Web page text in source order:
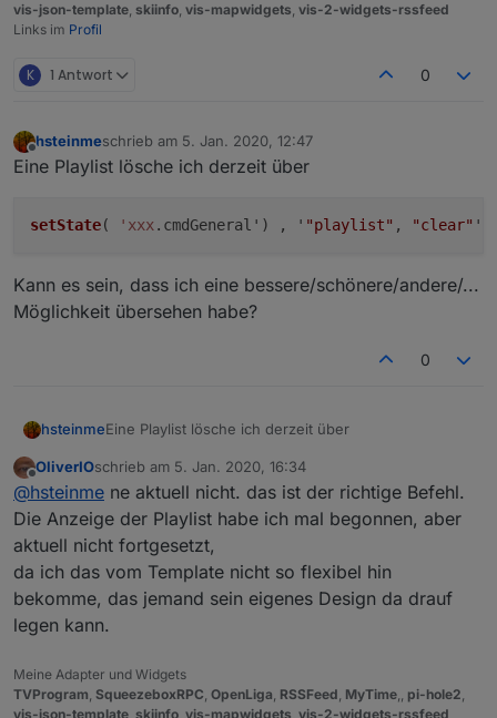
vis-json-template, skiinfo, vis-mapwidgets, vis-2-widgets-rssfeed
Links im Profil
K 1 Antwort 0
Offline
hsteinmeschrieb am 5. Jan. 2020, 12:47
zuletzt editiert von
Eine Playlist lösche ich derzeit über
setState( 'xxx .cmdGeneral') , ' "playlist" , "clear"
Kann es sein, dass ich eine bessere/schönere/andere/...
Möglichkeit übersehen habe?
0
hsteinmeEine Playlist lösche ich derzeit über
Kann es sein, dass ich eine
bessere/schönere/andere/... Möglichkeit übersehen
habe?
Offline
OliverIOschrieb am 5. Jan. 2020, 16:34
zuletzt editiert von
@hsteinme ne aktuell nicht. das ist der richtige Befehl.
Die Anzeige der Playlist habe ich mal begonnen, aber
aktuell nicht fortgesetzt,
da ich das vom Template nicht so flexibel hin
bekomme, das jemand sein eigenes Design da drauf
legen kann.
Meine Adapter und Widgets
TVProgram SqueezeboxRPC OpenLiga RSSFeed MyTime pi-hole2
vis-json-template skiinfo vis-mapwidgets vis-2-widgets-rssfeed